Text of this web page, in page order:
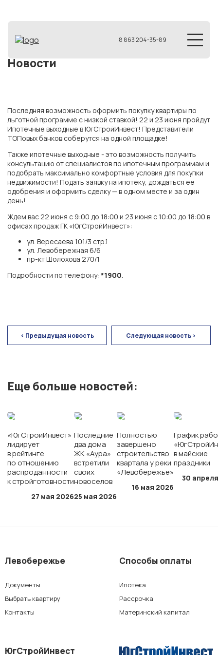
8 863 204-35-89
Новости
Последняя возможность оформить покупку квартиры по
льготной программе с низкой ставкой! 22 и 23 июня пройдут
Ипотечные выходные в ЮгСтройИнвест! Представители
ТОПовых банков соберутся на одной площадке!
Также ипотечные выходные - это возможность получить
консультацию от специалистов по ипотечным программам и
подобрать максимально комфортные условия для покупки
недвижимости! Подать заявку на ипотеку, дождаться ее
одобрения и оформить сделку — в одном месте и за один
день!
Ждем вас 22 июня с 9:00 до 18:00 и 23 июня с 10:00 до 18:00 в
офисах продаж ГК «ЮгСтройИнвест»:
ул. Вересаева 101/3 стр.1
ул. Левобережная 6/6
пр-кт Шолохова 270/1
Подробности по телефону: *1900.
< Предыдущая новость Следующая новость >
Еще больше новостей:
«ЮгСтройИнвест»
лидирует
в рейтинге
по отношению
распроданности
к стройготовности
27 мая 2026
Последние
два дома
ЖК «Аура»
встретили
своих
новоселов
25 мая 2026
Полностью
завершено
строительство
квартала у реки
«Левобережье»
16 мая 2026
График
в майские
праздники
30
Левобережье
Документы
Выбрать квартиру
Контакты
Способы оплаты
Ипотека
Рассрочка
Материнский капитал
ЮгСтройИнвест
Экорайон «Вересаево»
ЖК «Левобережье»
ЖК «Персона»
ЖК «Архитектор»